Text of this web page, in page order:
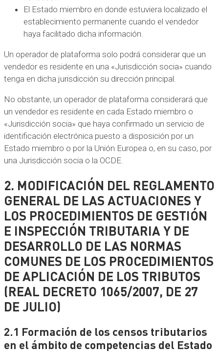
El Estado miembro en donde estuviera localizado el
establecimiento permanente cuando el vendedor
haya facilitado dicha información.
Un operador de plataforma solo podrá considerar que un
vendedor es residente en una «Jurisdicción socia» cuando
tenga en dicha jurisdicción su dirección principal.
No obstante, un operador de plataforma considerará que
un vendedor es residente en cada Estado miembro o
«Jurisdicción socia» que haya confirmado un servicio de
identificación electrónica puesto a disposición por un
Estado miembro o por la Unión Europea o, en su caso, por
una Jurisdicción socia o la OCDE.
2. MODIFICACIÓN DEL REGLAMENTO
GENERAL DE LAS ACTUACIONES Y
LOS PROCEDIMIENTOS DE GESTIÓN
E INSPECCIÓN TRIBUTARIA Y DE
DESARROLLO DE LAS NORMAS
COMUNES DE LOS PROCEDIMIENTOS
DE APLICACIÓN DE LOS TRIBUTOS
(REAL DECRETO 1065/2007, DE 27
DE JULIO)
2.1 Formación de los censos tributarios
en el ámbito de competencias del Estado